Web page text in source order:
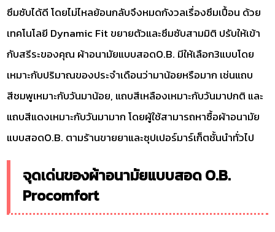
ซึมซับได้ดี โดยไม่ไหลย้อนกลับจึงหมดกังวลเรื่องซึมเปื้อน ด้วย
เทคโนโลยี Dynamic Fit ขยายตัวและซึมซับสามมิติ ปรับให้เข้า
กับสรีระของคุณ ผ้าอนามัยแบบสอดO.B. มีให้เลือก3แบบโดย
เหมาะกับปริมาณของประจำเดือนว่ามาน้อยหรือมาก เช่นแถบ
สีชมพูเหมาะกับวันมาน้อย, แถบสีเหลืองเหมาะกับวันมาปกติ และ
แถบสีแดงเหมาะกับวันมามาก โดยผู้ใช้สามารถหาซื้อผ้าอนามัย
แบบสอดO.B. ตามร้านขายยาและซุปเปอร์มาร์เก็ตชั้นนำทั่วไป
จุดเด่นของผ้าอนามัยแบบสอด O.B.
Procomfort